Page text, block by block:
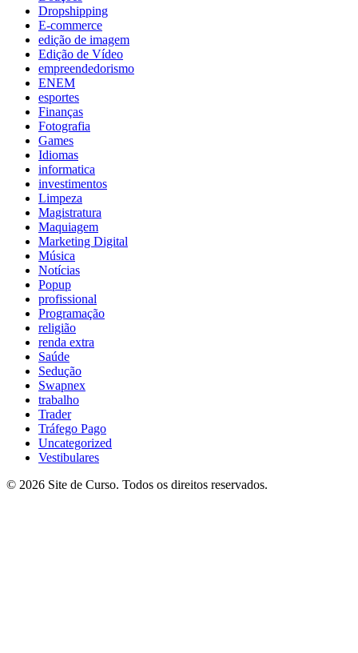
Dropshipping
E-commerce
edição de imagem
Edição de Vídeo
empreendedorismo
ENEM
esportes
Finanças
Fotografia
Games
Idiomas
informatica
investimentos
Limpeza
Magistratura
Maquiagem
Marketing Digital
Música
Notícias
Popup
profissional
Programação
religião
renda extra
Saúde
Sedução
Swapnex
trabalho
Trader
Tráfego Pago
Uncategorized
Vestibulares
© 2026 Site de Curso. Todos os direitos reservados.